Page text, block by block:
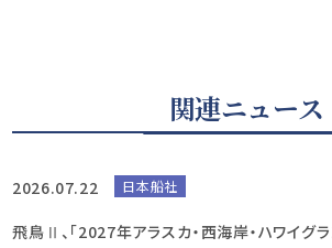
関連ニュース
2026.07.22 日本船社
飛鳥Ⅱ、「2027年アラスカ・西海岸・ハワイグラ